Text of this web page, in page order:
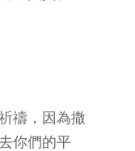
禱，因為撒
你們的平